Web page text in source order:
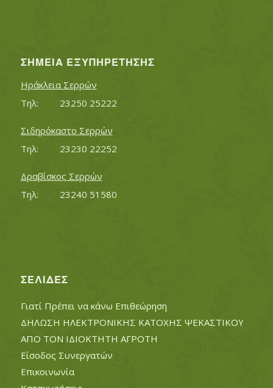
ΣΗΜΕΊΑ ΕΞΥΠΗΡΈΤΗΣΗΣ
Ηράκλεια Σερρών
Τηλ:		23250 25222
Σιδηρόκαστο Σερρών
Τηλ:		23230 22252
Δραβίσκος Σερρών
Τηλ:		23240 51580
ΣΕΛΊΔΕΣ
Γιατί Πρέπει να κάνω Επιθεώρηση
ΔΗΛΩΣΗ ΗΛΕΚΤΡΟΝΙΚΗΣ ΚΑΤΟΧΗΣ ΨΕΚΑΣΤΙΚΟΥ
ΑΠΟ ΤΟΝ ΙΔΙΟΚΤΗΤΗ ΑΓΡΟΤΗ
Είσοδος Συνεργατών
Επικοινωνία